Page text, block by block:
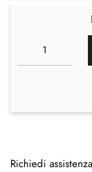
Richiedi assistenza